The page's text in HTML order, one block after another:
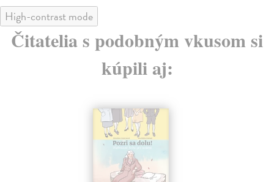
High-contrast mode
Čitatelia s podobným vkusom si
kúpili aj: